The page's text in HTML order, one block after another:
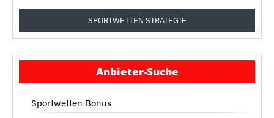
SPORTWETTEN STRATEGIE
Anbieter-Suche
Sportwetten Bonus